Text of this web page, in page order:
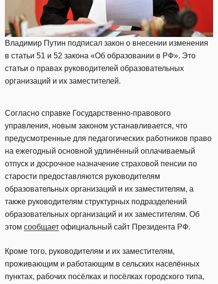
Владимир Путин подписал закон о внесении изменения
в статьи 51 и 52 закона «Об образовании в РФ». Это
статьи о правах руководителей образовательных
организаций и их заместителей.
Согласно справке Государственно-правового
управления, новым законом устанавливается, что
предусмотренные для педагогических работников право
на ежегодный основной удлинённый оплачиваемый
отпуск и досрочное назначение страховой пенсии по
старости предоставляются руководителям
образовательных организаций и их заместителям, а
также руководителям структурных подразделений
образовательных организаций и их заместителям. Об
этом сообщает официальный сайт Президента РФ.
Кроме того, руководителям и их заместителям,
проживающим и работающим в сельских населённых
пунктах, рабочих посёлках и посёлках городского типа,